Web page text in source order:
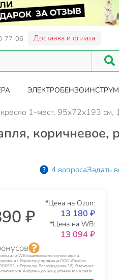
77-06 Доставка и оплата
1-мест, 95х72х193 см,
коричневое,
4 вопросаЗадать
₽
*Цена на Ozon:
13 180 ₽
*Цена на WB:
13 094 ₽
или WB кошельком по состоянию на
г. Воронеж у продавца ООО «Прайм»
г. Воронеж, Волгоградская 32). В течение
Актуальную цену уточняйте на сайте